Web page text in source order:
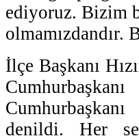
ediyoruz. Bizim
olmamızdandır.
İlçe Başkanı
denildi. Her